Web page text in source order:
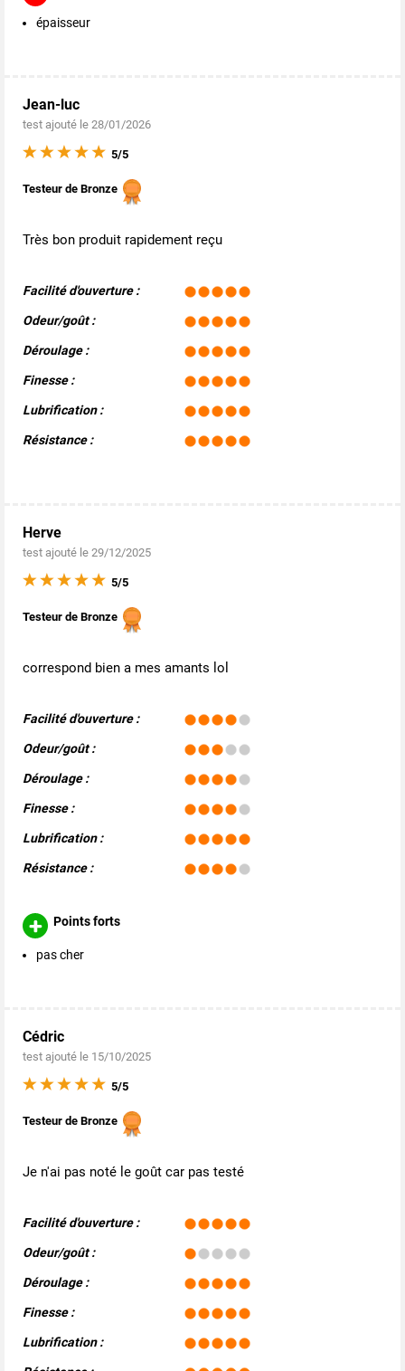
épaisseur
Jean-luc
test ajouté le 28/01/2026
5/5
Testeur de Bronze
Très bon produit rapidement reçu
Facilité d'ouverture :
Odeur/goût :
Déroulage :
Finesse :
Lubrification :
Résistance :
Herve
test ajouté le 29/12/2025
5/5
Testeur de Bronze
correspond bien a mes amants lol
Facilité d'ouverture :
Odeur/goût :
Déroulage :
Finesse :
Lubrification :
Résistance :
Points forts
pas cher
Cédric
test ajouté le 15/10/2025
5/5
Testeur de Bronze
Je n'ai pas noté le goût car pas testé
Facilité d'ouverture :
Odeur/goût :
Déroulage :
Finesse :
Lubrification :